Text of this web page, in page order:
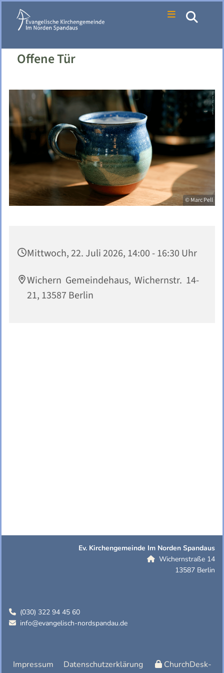
Offene Tür
© Marc Pell
Mittwoch, 22. Juli 2026, 14:00 - 16:30 Uhr
Wichern Gemeindehaus, Wichernstr. 14-
21, 13587 Berlin
Ev. Kirchengemeinde Im Norden Spandaus
 Wichernstraße 14
13587 Berlin
 (030) 322 94 45 60
 info@evangelisch-nordspandau.de
Impressum Datenschutzerklärung ChurchDesk-